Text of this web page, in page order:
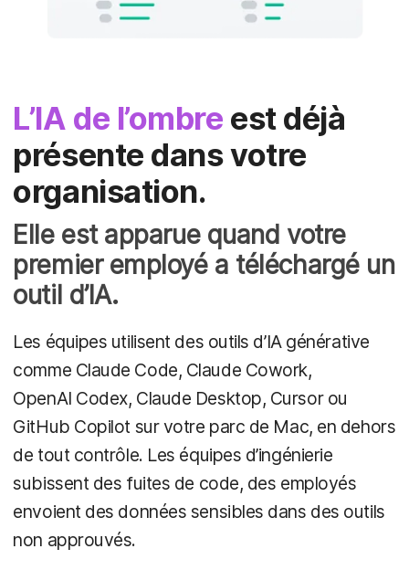
L’IA de l’ombre est déjà
présente dans votre
organisation.
Elle est apparue quand votre
premier employé a téléchargé un
outil d’IA.
Les équipes utilisent des outils d’IA générative
comme Claude Code, Claude Cowork,
OpenAI Codex, Claude Desktop, Cursor ou
GitHub Copilot sur votre parc de Mac, en dehors
de tout contrôle. Les équipes d’ingénierie
subissent des fuites de code, des employés
envoient des données sensibles dans des outils
non approuvés.